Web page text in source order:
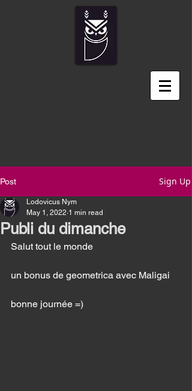
Post Sign Up
Publi du dimanche
Lodovicus Nym
May 1, 2022 1 min read
Salut tout le monde
un bonus de geometrica avec Maligai
bonne journée =)